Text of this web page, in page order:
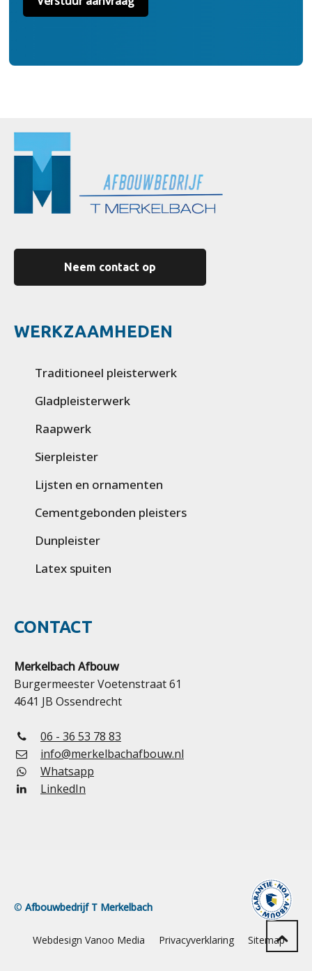
Neem contact op
WERKZAAMHEDEN
Traditioneel pleisterwerk
Gladpleisterwerk
Raapwerk
Sierpleister
Lijsten en ornamenten
Cementgebonden pleisters
Dunpleister
Latex spuiten
CONTACT
Merkelbach Afbouw
Burgermeester Voetenstraat 61
4641 JB Ossendrecht
06 - 36 53 78 83
info@merkelbachafbouw.nl
Whatsapp
LinkedIn
© Afbouwbedrijf T Merkelbach
Webdesign Vanoo Media Privacyverklaring Sitemap